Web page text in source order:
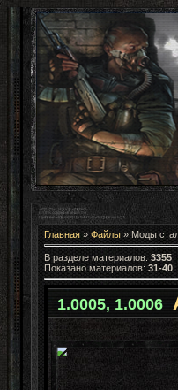
Главная» Файлы» Моды
В разделе материалов: 3355
Показано материалов: 31-40
1.0005, 1.0006